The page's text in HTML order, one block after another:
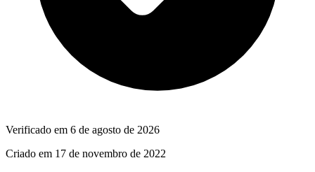
Verificado em 6 de agosto de 2026
Criado em 17 de novembro de 2022